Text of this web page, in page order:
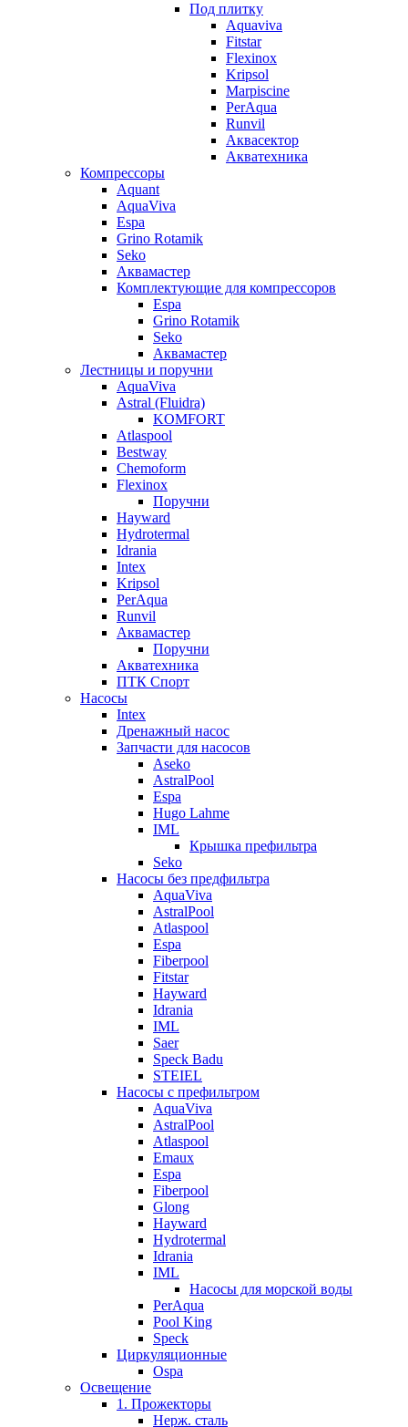
Под плитку
Aquaviva
Fitstar
Flexinox
Kripsol
Marpiscine
PerAqua
Runvil
Аквасектор
Акватехника
Компрессоры
Aquant
AquaViva
Espa
Grino Rotamik
Seko
Аквамастер
Комплектующие для компрессоров
Espa
Grino Rotamik
Seko
Аквамастер
Лестницы и поручни
AquaViva
Astral (Fluidra)
KOMFORT
Atlaspool
Bestway
Chemoform
Flexinox
Поручни
Hayward
Hydrotermal
Idrania
Intex
Kripsol
PerAqua
Runvil
Аквамастер
Поручни
Акватехника
ПТК Спорт
Насосы
Intex
Дренажный насос
Запчасти для насосов
Aseko
AstralPool
Espa
Hugo Lahme
IML
Крышка префильтра
Seko
Насосы без предфильтра
AquaViva
AstralPool
Atlaspool
Espa
Fiberpool
Fitstar
Hayward
Idrania
IML
Saer
Speck Badu
STEIEL
Насосы с префильтром
AquaViva
AstralPool
Atlaspool
Emaux
Espa
Fiberpool
Glong
Hayward
Hydrotermal
Idrania
IML
Насосы для морской воды
PerAqua
Pool King
Speck
Циркуляционные
Ospa
Освещение
1. Прожекторы
Нерж. сталь